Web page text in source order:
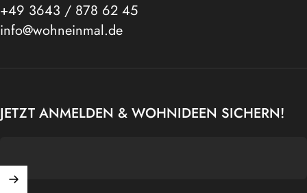
+49 3643 / 878 62 45
info@wohneinmal.de
JETZT ANMELDEN & WOHNIDEEN SICHERN!